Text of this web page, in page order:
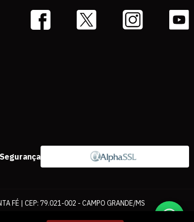
Segurança
FÉ | CEP: 79.021-002 - CAMPO GRANDE/MS